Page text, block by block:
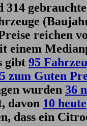
314
reichen
einem
gibt 95
zum Guten
wurden 36
davon 10 heute
dass ein